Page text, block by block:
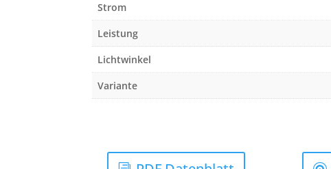
Strom
Leistung
Lichtwinkel
Variante